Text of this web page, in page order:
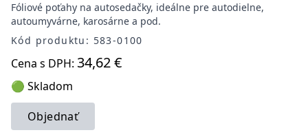
Fóliové poťahy na autosedačky, ideálne pre autodielne,
autoumyvárne, karosárne a pod.
Kód produktu: 583-0100
Cena s DPH: 34,62 €
🟢 Skladom
Objednať